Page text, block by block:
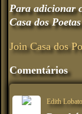
Para adicionar
Casa dos
Join Casa dos
Comentários
Edith Lobato